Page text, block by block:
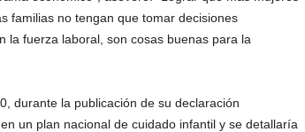
familias no tengan que tomar decisiones
la fuerza laboral, son cosas buenas para la
durante la publicación de su declaración
un plan nacional de cuidado infantil y se detallaría